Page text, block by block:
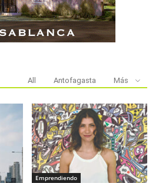
All Antofagasta Más
Emprendiendo